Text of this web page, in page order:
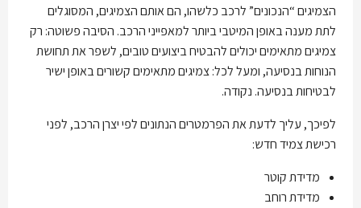
הצמיגים “הנכונים” לרכב כלשהו, הם אותם הצמיגים, המסוגלים
לתת מענה באופן המיטבי ביותר למאפייני הרכב. הסיבה פשוטה: רק
צמיגים מתאימים יכולים להבטיח ביצועים טובים, לשפר את תחושת
הנוחות בנסיעה, ומעל לכל: צמיגים מתאימים קשורים באופן ישיר
לבטיחות בנסיעה. נקודה.
לפיכך, עליך לדעת את הפרמטרים הנתונים לפי יצרן הרכב, לפני
רכישת צמיד חדש:
מדידת קוטר
מדידת רוחב